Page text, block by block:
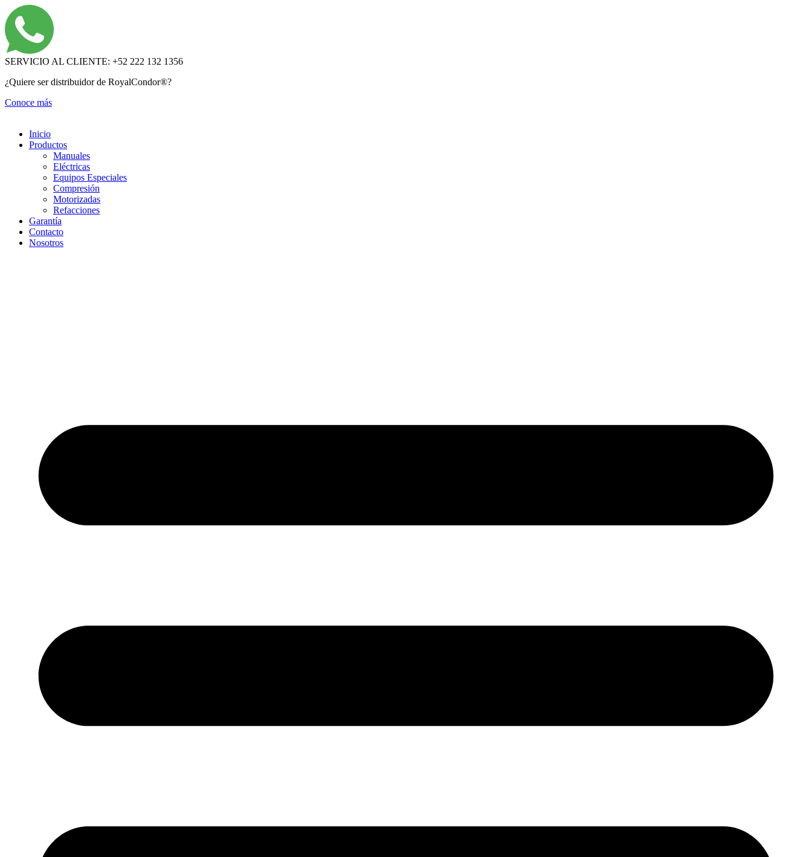
al
contenido
SERVICIO AL CLIENTE: +52 222 132 1356
¿Quiere ser distribuidor de RoyalCondor®?
Conoce más
Inicio
Productos
Manuales
Eléctricas
Equipos Especiales
Compresión
Motorizadas
Refacciones
Garantía
Contacto
Nosotros